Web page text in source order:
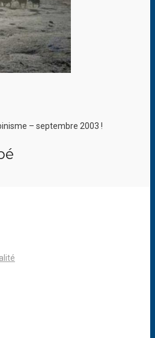
– septembre 2003 !